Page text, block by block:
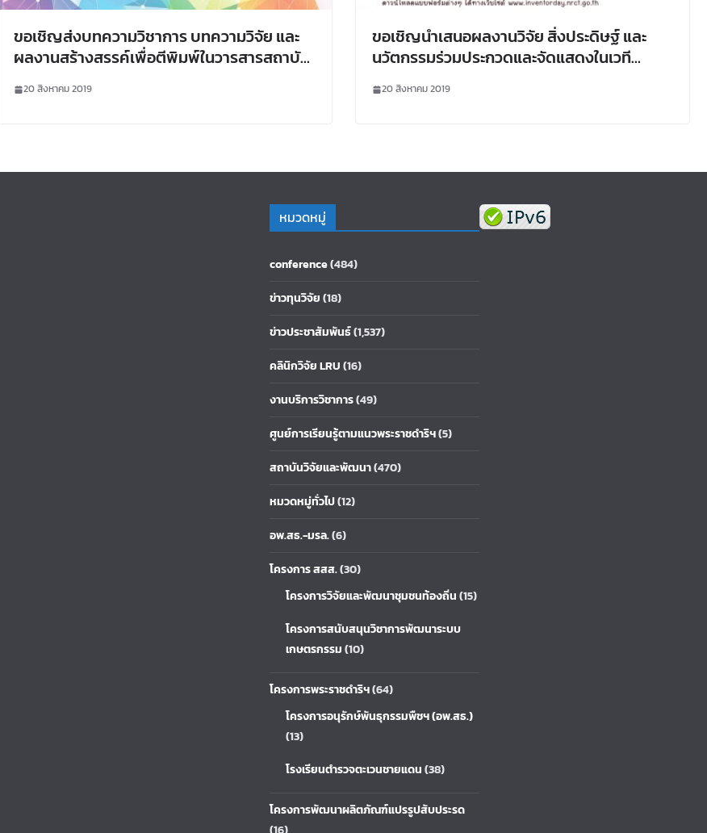
ขอเชิญส่งบทความวิชาการ บทความวิจัย และ
ผลงานสร้างสรรค์เพื่อตีพิมพ์ในวารสารสถาบัน
เทคโนโลยีไทย – ญี่ปุ่น ปีที่ 7 ฉบับที่ 1
20 สิงหาคม 2019
ขอเชิญนำเสนอผลงานวิจัย สิ่งประดิษฐ์ และ
นวัตกรรมร่วมประกวดและจัดแสดงในเวที
นานาชาติ ประจำปีงบประมาณ 2563 โดย
สำนักงานการวิจัยแห่งชาติ (วช.)
20 สิงหาคม 2019
หมวดหมู่
conference(484)
ข่าวทุนวิจัย(18)
ข่าวประชาสัมพันธ์(1,537)
คลินิกวิจัย LRU(16)
งานบริการวิชาการ(49)
ศูนย์การเรียนรู้ตามแนวพระราชดำริฯ(5)
สถาบันวิจัยและพัฒนา(470)
หมวดหมู่ทั่วไป(12)
อพ.สธ.-มรล.(6)
โครงการ สสส.(30)
โครงการวิจัยและพัฒนาชุมชนท้องถิ่น(15)
โครงการสนับสนุนวิชาการพัฒนาระบบ
เกษตรกรรม(10)
โครงการพระราชดำริฯ(64)
โครงการอนุรักษ์พันธุกรรมพืชฯ (อพ.สธ.)
(13)
โรงเรียนตำรวจตะเวนชายแดน(38)
โครงการพัฒนาผลิตภัณฑ์แปรรูปสับประรด